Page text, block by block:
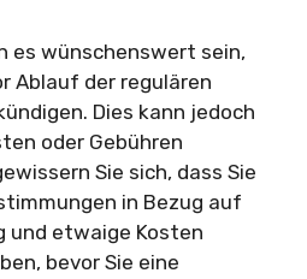
es wünschenswert sein,
Ablauf der regulären
Dies kann jedoch
oder Gebühren
Sie sich, dass Sie
in Bezug auf
und etwaige Kosten
bevor Sie eine